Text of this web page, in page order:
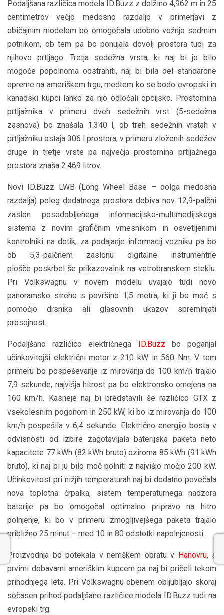
Podaljšana različica modela ID.Buzz z dolžino 4,962 m in 25
centimetrov večjo medosno razdaljo v primerjavi z
običajnim modelom bo omogočala udobno vožnjo sedmim
potnikom, ob tem pa bo ponujala dovolj prostora tudi za
njihovo prtljago. Tretja sedežna vrsta, ki naj bi jo bilo
mogoče popolnoma odstraniti, naj bi bila del standardne
opreme na ameriškem trgu, medtem ko se bodo evropski in
kanadski kupci lahko za njo odločali opcijsko. Prostornina
prtljažnika v primeru dveh sedežnih vrst (5-sedežna
zasnova) bo znašala 1.340 l, ob treh sedežnih vrstah v
prtljažniku ostaja 306 l prostora, v primeru zloženih sedežev
druge in tretje vrste pa največja prostornina prtljažnega
prostora znaša 2.469 litrov.
Novi ID.Buzz LWB (Long Wheel Base – dolga medosna
razdalja) poleg dodatnega prostora dobiva nov 12,9-palčni
zaslon posodobljenega informacijsko-multimedijskega
sistema z novim grafičnim vmesnikom in osvetljenimi
kontrolniki na dotik, za podajanje informacij vozniku pa bo
ob 5,3-palčnem zaslonu digitalne instrumentne
plošče poskrbel še prikazovalnik na vetrobranskem steklu.
Pri Volkswagnu v novem modelu uvajajo tudi novo
panoramsko streho s površino 1,5 metra, ki ji bo moč s
pomočjo drsnika ali glasovnih ukazov spreminjati
prosojnost.
Podaljšano različico električnega ID.Buzz bo poganjal
učinkovitejši električni motor z 210 kW in 560 Nm. V tem
primeru bo pospeševanje iz mirovanja do 100 km/h trajalo
7,9 sekunde, najvišja hitrost pa bo elektronsko omejena na
160 km/h. Kasneje naj bi predstavili še različico GTX z
vsekolesnim pogonom in 250 kW, ki bo iz mirovanja do 100
km/h pospešila v 6,4 sekunde. Električno energijo bosta v
odvisnosti od izbire zagotavljala baterijska paketa neto
kapacitete 77 kWh (82 kWh bruto) oziroma 85 kWh (91 kWh
bruto), ki naj bi ju bilo moč polniti z najvišjo močjo 200 kW.
Učinkovitost pri nižjih temperaturah naj bi dodatno povečala
nova toplotna črpalka, sistem temperaturnega nadzora
baterije pa bo omogočal optimalno pripravo na hitro
polnjenje, ki bo v primeru zmogljivejšega paketa trajalo
približno 25 minut – med 10 in 80 odstotki napolnjenosti.
Proizvodnja bo potekala v nemškem obratu v Hanovru, s
prvimi dobavami ameriškim kupcem pa naj bi pričeli tekom
prihodnjega leta. Pri Volkswagnu obenem obljubljajo skoraj
sočasen prihod podaljšane različice modela ID.Buzz tudi na
evropski trg.